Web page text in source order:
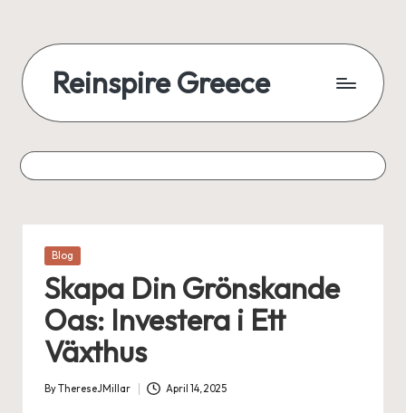
Reinspire Greece
Posted
Blog
Skapa Din Grönskande
Oas: Investera i Ett
Växthus
Posted
ByThereseJMillar April 14, 2025